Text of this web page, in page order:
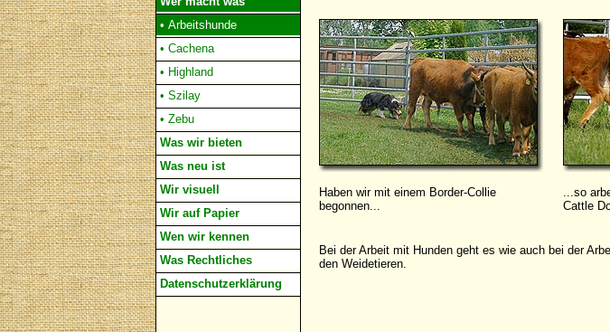
• Arbeitshunde
• Cachena
• Highland
• Szilay
• Zebu
Was wir bieten
Was neu ist
Wir visuell
Wir auf Papier
Wen wir kennen
Was Rechtliches
Datenschutzerklärung
Haben wir mit einem Border-Collie
begonnen...
...so
Cattle
Bei der Arbeit mit Hunden geht es wie auch bei der
den Weidetieren.